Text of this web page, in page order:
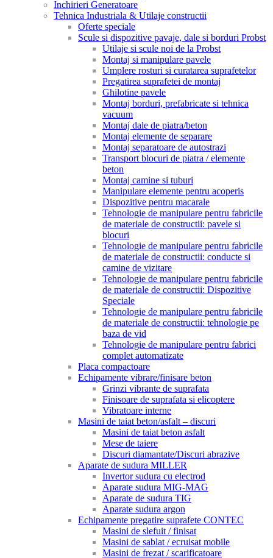
Inchirieri Generatoare
Tehnica Industriala & Utilaje constructii
Oferte speciale
Scule si dispozitive pavaje, dale si borduri Probst
Utilaje si scule noi de la Probst
Montaj si manipulare pavele
Umplere rosturi si curatarea suprafetelor
Pregatirea suprafetei de montaj
Ghilotine pavele
Montaj borduri, prefabricate si tehnica
vacuum
Montaj dale de piatra/beton
Montaj elemente de separare
Montaj separatoare de autostrazi
Transport blocuri de piatra / elemente
beton
Montaj camine si tuburi
Manipulare elemente pentru acoperis
Dispozitive pentru macarale
Tehnologie de manipulare pentru fabricile
de materiale de constructii: pavele si
blocuri
Tehnologie de manipulare pentru fabricile
de materiale de constructii: conducte si
camine de vizitare
Tehnologie de manipulare pentru fabricile
de materiale de constructii: Dispozitive
Speciale
Tehnologie de manipulare pentru fabricile
de materiale de constructii: tehnologie pe
baza de vid
Tehnologie de manipulare pentru fabrici
complet automatizate
Placa compactoare
Echipamente vibrare/finisare beton
Grinzi vibrante de suprafata
Finisoare de suprafata si elicoptere
Vibratoare interne
Masini de taiat beton/asfalt – discuri
Masini de taiat beton asfalt
Mese de taiere
Discuri diamantate/Discuri abrazive
Aparate de sudura MILLER
Invertor sudura cu electrod
Aparate sudura MIG-MAG
Aparate de sudura TIG
Aparate sudura argon
Echipamente pregatire suprafete CONTEC
Masini de slefuit / finisat
Masini de sablat / ecruisat mobile
Masini de frezat / scarificatoare